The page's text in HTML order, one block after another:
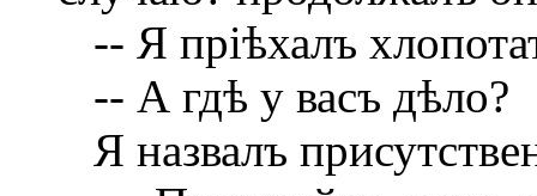
-- Я пріѣхалъ
-- А гдѣ у васъ дѣло?
Я назвалъ